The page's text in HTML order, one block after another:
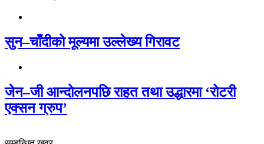
सुन–चाँदीको मूल्यमा उल्लेख्य गिरावट
जेन–जी आन्दोलनपछि राहत तथा उद्धारमा ‘रोटरी
एक्सन ग्रुप’